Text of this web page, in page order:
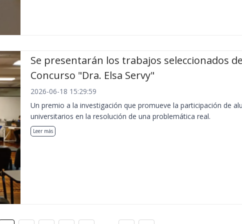
Se presentarán los trabajos seleccionados
Concurso "Dra. Elsa Servy"
2026-06-18 15:29:59
Un premio a la investigación que promueve la participación de
universitarios en la resolución de una problemática real.
Leer más